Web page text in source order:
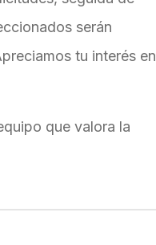
serán
tu interés en
que valora la